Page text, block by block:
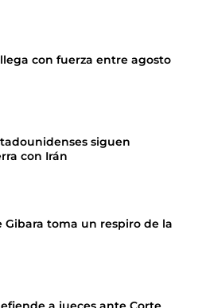
con fuerza entre agosto
siguen
con Irán
Gibara toma un respiro de la